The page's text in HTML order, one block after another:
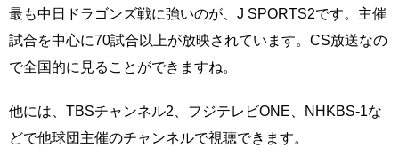
最も中日ドラゴンズ戦に強いのが、J SPORTS2です。主催
試合を中心に70試合以上が放映されています。CS放送なの
で全国的に見ることができますね。
他には、TBSチャンネル2、フジテレビONE、NHKBS-1な
どで他球団主催のチャンネルで視聴できます。